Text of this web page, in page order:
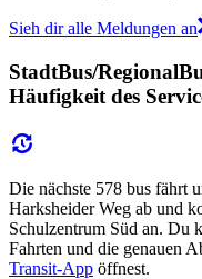
Sieh dir alle Meldungen an
StadtBus/
Häufigkeit des
Die nächste 578 bus fährt
Harksheider Weg ab und
Schulzentrum Süd an. Du
Fahrten und die genauen
Transit-App öffnest.